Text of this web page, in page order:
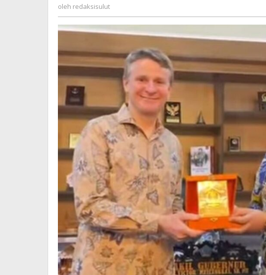
Investasi
oleh redaksisulut